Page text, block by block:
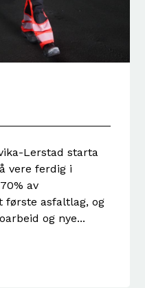
Lerstad starta
vere ferdig i
av
første asfaltlag, og
og nye...